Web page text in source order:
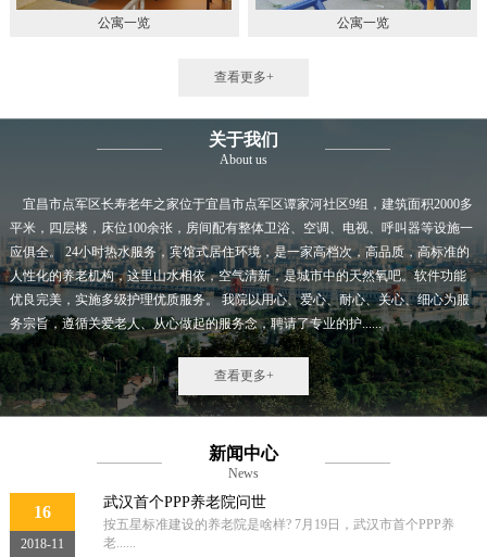
公寓一览 公寓一览
查看更多+
关于我们
About us
宜昌市点军区长寿老年之家位于宜昌市点军区谭家河社区9组，建筑面积2000多
平米，四层楼，床位100余张，房间配有整体卫浴、空调、电视、呼叫器等设施一
应俱全。 24小时热水服务，宾馆式居住环境，是一家高档次，高品质，高标准的
人性化的养老机构，这里山水相依，空气清新，是城市中的天然氧吧。软件功能
优良完美，实施多级护理优质服务。 我院以用心、爱心、耐心、关心、细心为服
务宗旨，遵循关爱老人、从心做起的服务念，聘请了专业的护......
查看更多+
新闻中心
News
16
2018-11
武汉首个PPP养老院问世
按五星标准建设的养老院是啥样? 7月19日，武汉市首个PPP养
老......